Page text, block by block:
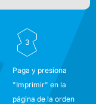
3
Paga y presiona
"Imprimir" en la
página de la orden